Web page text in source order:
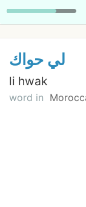
لي حواك
li hwak
word in